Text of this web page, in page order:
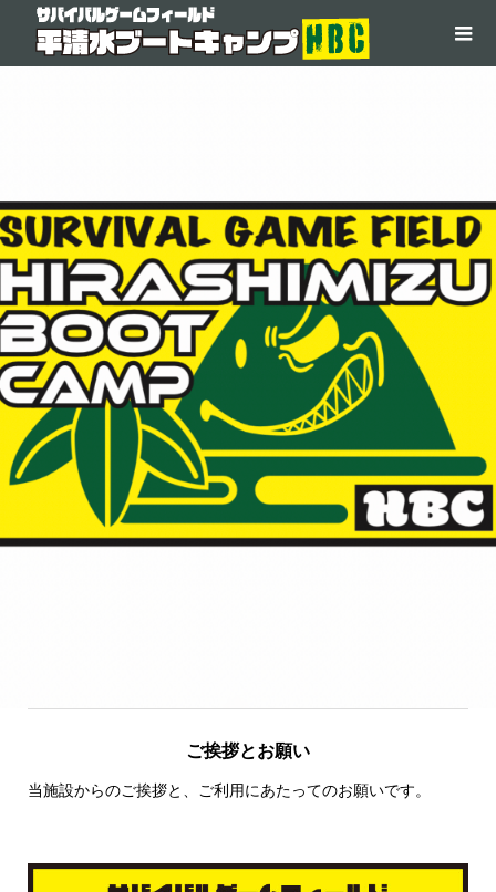
ご挨拶とお願い
当施設からのご挨拶と、ご利用にあたってのお願いです。